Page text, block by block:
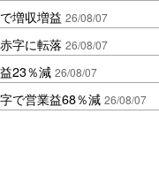
増収増益 26/08/07
字に転落 26/08/07
23％減 26/08/07
で営業益68％減 26/08/07